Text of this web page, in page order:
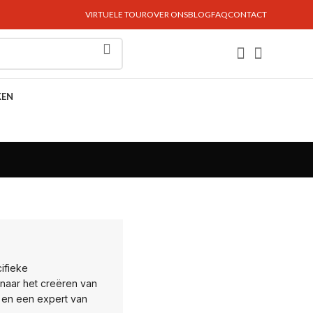
VIRTUELE TOUROVER ONSBLOGFAQCONTACT
het creëren van
een expert van